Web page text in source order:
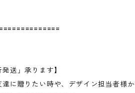
送」承ります】
に贈りたい時や、デザイン担当者様か